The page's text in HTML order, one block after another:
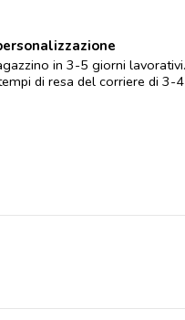
in 3-5 giorni lavorativi.
di resa del corriere di 3-4